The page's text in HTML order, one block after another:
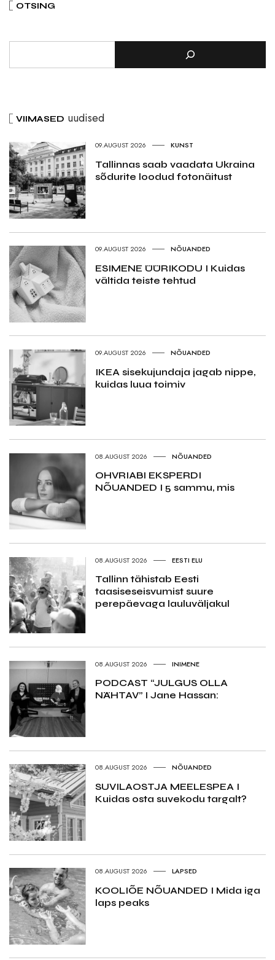
OTSING
VIIMASED uudised
09.AUGUST 2026 KUNST
Tallinnas saab vaadata Ukraina
sõdurite loodud fotonäitust
09.AUGUST 2026 NÕUANDED
ESIMENE ÜÜRIKODU I Kuidas
vältida teiste tehtud
09.AUGUST 2026 NÕUANDED
IKEA sisekujundaja jagab nippe,
kuidas luua toimiv
08.AUGUST 2026 NÕUANDED
OHVRIABI EKSPERDI
NÕUANDED I 5 sammu, mis
08.AUGUST 2026 EESTI ELU
Tallinn tähistab Eesti
taasiseseisvumist suure
perepäevaga lauluväljakul
08.AUGUST 2026 INIMENE
PODCAST “JULGUS OLLA
NÄHTAV” I Jane Hassan:
08.AUGUST 2026 NÕUANDED
SUVILAOSTJA MEELESPEA I
Kuidas osta suvekodu targalt?
08.AUGUST 2026 LAPSED
KOOLIÕE NÕUANDED I Mida iga
laps peaks